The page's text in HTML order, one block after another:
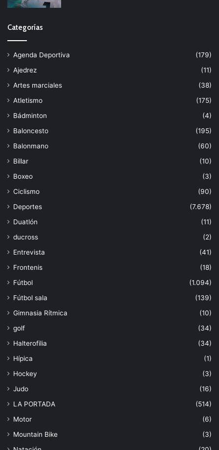
Categorías
Agenda Deportiva
(179)
Ajedrez
(11)
Artes marciales
(38)
Atletismo
(175)
Bádminton
(4)
Baloncesto
(195)
Balonmano
(60)
Billar
(10)
Boxeo
(3)
Ciclismo
(90)
Deportes
(7.678)
Duatlón
(11)
ducross
(2)
Entrevista
(41)
Frontenis
(18)
Fútbol
(1.094)
Fútbol sala
(139)
Gimnasia Rítmica
(10)
golf
(34)
Halterofilia
(34)
Hípica
(1)
Hockey
(3)
Judo
(16)
LA PORTADA
(514)
Motor
(6)
Mountain Bike
(3)